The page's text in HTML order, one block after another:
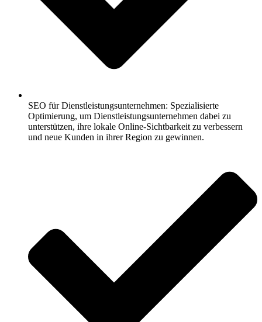
SEO für Dienstleistungsunternehmen: Spezialisierte
Optimierung, um Dienstleistungsunternehmen dabei zu
unterstützen, ihre lokale Online-Sichtbarkeit zu verbessern
und neue Kunden in ihrer Region zu gewinnen.